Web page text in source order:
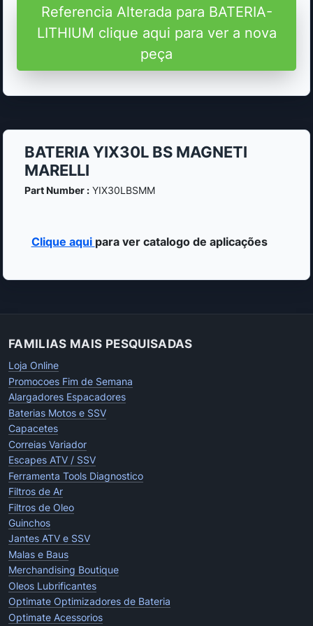
Referencia Alterada para BATERIA-
LITHIUM clique aqui para ver a nova
peça
BATERIA YIX30L BS MAGNETI
MARELLI
Part Number :YIX30LBSMM
Clique aqui para ver catalogo de aplicações
FAMILIAS MAIS PESQUISADAS
Loja Online
Promocoes Fim de Semana
Alargadores Espacadores
Baterias Motos e SSV
Capacetes
Correias Variador
Escapes ATV / SSV
Ferramenta Tools Diagnostico
Filtros de Ar
Filtros de Oleo
Guinchos
Jantes ATV e SSV
Malas e Baus
Merchandising Boutique
Oleos Lubrificantes
Optimate Optimizadores de Bateria
Optimate Acessorios